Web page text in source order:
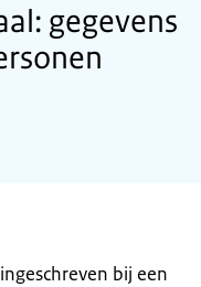
gegevens
bij een